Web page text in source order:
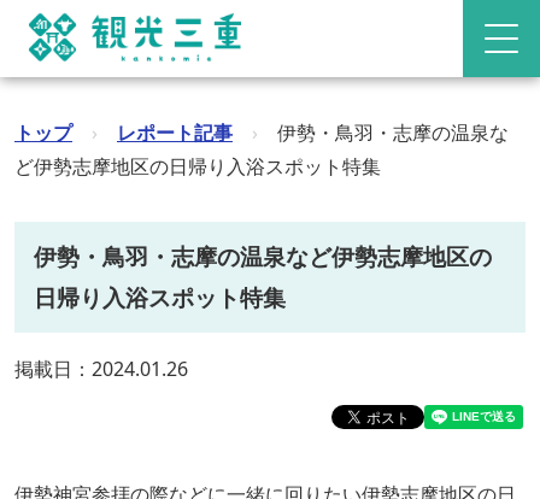
トップ › レポート記事 ›
伊勢・鳥羽・志摩の温泉な
ど伊勢志摩地区の日帰り入浴スポット特集
伊勢・鳥羽・志摩の温泉など伊勢志摩地区の
日帰り入浴スポット特集
掲載日：2024.01.26